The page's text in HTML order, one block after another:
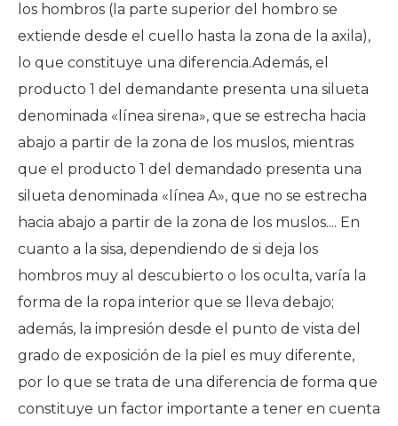
los hombros (la parte superior del hombro se
extiende desde el cuello hasta la zona de la axila),
lo que constituye una diferencia.Además, el
producto 1 del demandante presenta una silueta
denominada «línea sirena», que se estrecha hacia
abajo a partir de la zona de los muslos, mientras
que el producto 1 del demandado presenta una
silueta denominada «línea A», que no se estrecha
hacia abajo a partir de la zona de los muslos.... En
cuanto a la sisa, dependiendo de si deja los
hombros muy al descubierto o los oculta, varía la
forma de la ropa interior que se lleva debajo;
además, la impresión desde el punto de vista del
grado de exposición de la piel es muy diferente,
por lo que se trata de una diferencia de forma que
constituye un factor importante a tener en cuenta